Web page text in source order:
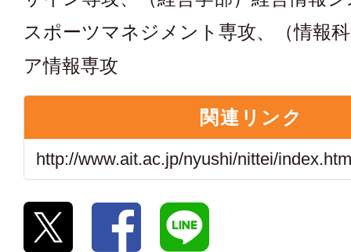
スポーツマネジメント専攻、（情報
ア情報専攻
関連リンク
http://www.ait.ac.jp/nyushi/nittei/